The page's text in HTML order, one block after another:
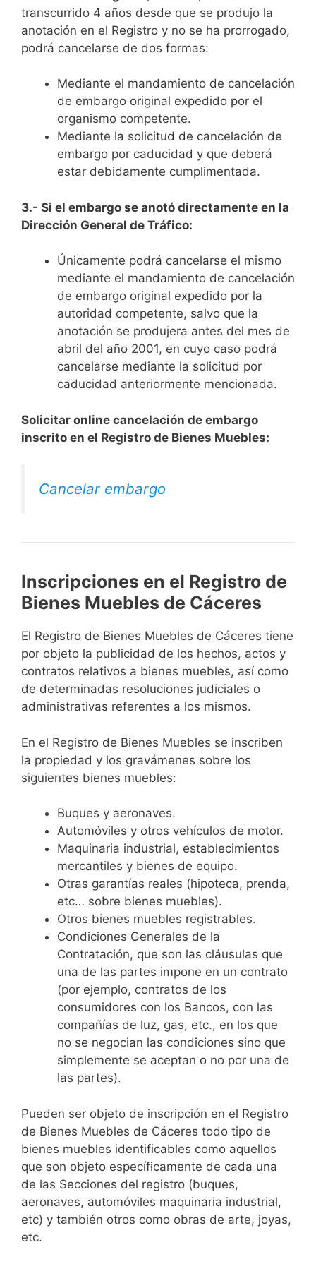
transcurrido 4 años desde que se produjo la
anotación en el Registro y no se ha prorrogado,
podrá cancelarse de dos formas:
Mediante el mandamiento de cancelación
de embargo original expedido por el
organismo competente.
Mediante la solicitud de cancelación de
embargo por caducidad y que deberá
estar debidamente cumplimentada.
3.- Si el embargo se anotó directamente en la
Dirección General de Tráfico:
Únicamente podrá cancelarse el mismo
mediante el mandamiento de cancelación
de embargo original expedido por la
autoridad competente, salvo que la
anotación se produjera antes del mes de
abril del año 2001, en cuyo caso podrá
cancelarse mediante la solicitud por
caducidad anteriormente mencionada.
Solicitar online cancelación de embargo
inscrito en el Registro de Bienes Muebles:
Cancelar embargo
Inscripciones en el Registro de
Bienes Muebles de Cáceres
El Registro de Bienes Muebles de Cáceres tiene
por objeto la publicidad de los hechos, actos y
contratos relativos a bienes muebles, así como
de determinadas resoluciones judiciales o
administrativas referentes a los mismos.
En el Registro de Bienes Muebles se inscriben
la propiedad y los gravámenes sobre los
siguientes bienes muebles:
Buques y aeronaves.
Automóviles y otros vehículos de motor.
Maquinaria industrial, establecimientos
mercantiles y bienes de equipo.
Otras garantías reales (hipoteca, prenda,
etc… sobre bienes muebles).
Otros bienes muebles registrables.
Condiciones Generales de la
Contratación, que son las cláusulas que
una de las partes impone en un contrato
(por ejemplo, contratos de los
consumidores con los Bancos, con las
compañías de luz, gas, etc., en los que
no se negocian las condiciones sino que
simplemente se aceptan o no por una de
las partes).
Pueden ser objeto de inscripción en el Registro
de Bienes Muebles de Cáceres todo tipo de
bienes muebles identificables como aquellos
que son objeto específicamente de cada una
de las Secciones del registro (buques,
aeronaves, automóviles maquinaria industrial,
etc) y también otros como obras de arte, joyas,
etc.